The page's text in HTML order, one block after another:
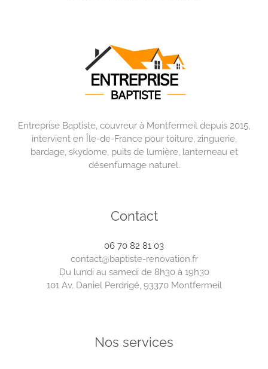
Entreprise Baptiste, couvreur à Montfermeil depuis 2015,
intervient en Île-de-France pour toiture, zinguerie,
bardage, skydome, puits de lumière, lanterneau et
désenfumage naturel.
Contact
06 70 82 81 03
contact@baptiste-renovation.fr
Du lundi au samedi de 8h30 à 19h30
101 Av. Daniel Perdrigé, 93370 Montfermeil
Nos services